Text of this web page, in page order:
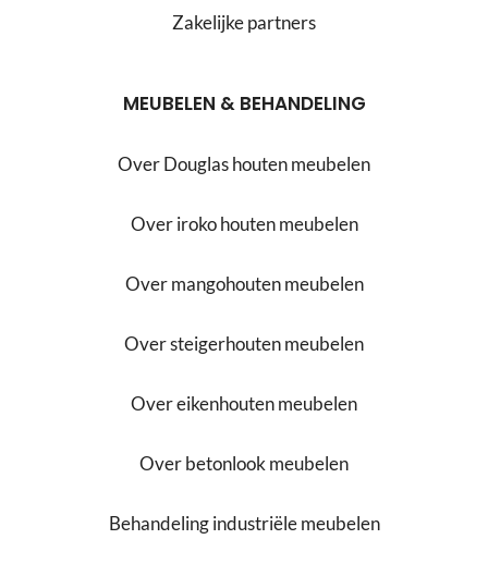
Zakelijke partners
MEUBELEN & BEHANDELING
Over Douglas houten meubelen
Over iroko houten meubelen
Over mangohouten meubelen
Over steigerhouten meubelen
Over eikenhouten meubelen
Over betonlook meubelen
Behandeling industriële meubelen